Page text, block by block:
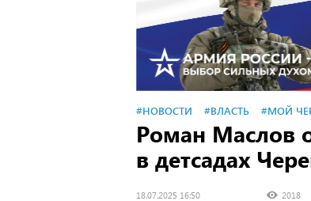
#НОВОСТИ #ВЛАСТЬ #МОЙ
Роман Маслов
в детсадах
18.07.2025 16:50 2018